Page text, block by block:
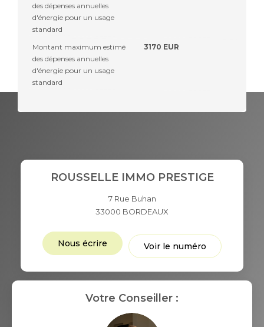
des dépenses annuelles
d'énergie pour un usage
standard
Montant maximum estimé
des dépenses annuelles
d'énergie pour un usage
standard
3170 EUR
ROUSSELLE IMMO PRESTIGE
7 Rue Buhan
33000 BORDEAUX
Nous écrire Voir le numéro
Votre Conseiller :